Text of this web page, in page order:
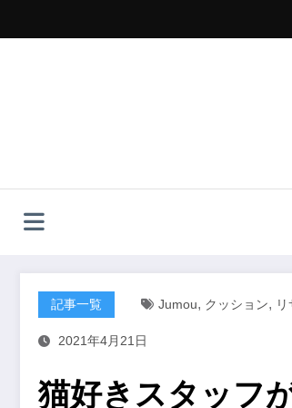
ッ
記事一覧 Jumou, クッション,
2021年4月21日
猫好きスタッフ